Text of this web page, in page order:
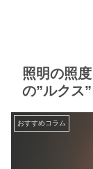
照明の照
の”ルクス
おすすめコラム